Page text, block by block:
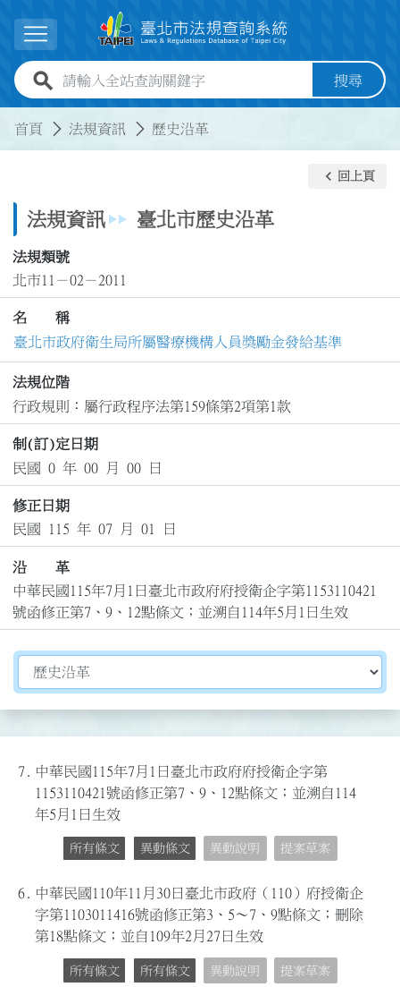
展開選單
全站查詢關鍵字欄位 搜尋
首頁 法規資訊 歷史沿革
法規資訊 臺北市歷史沿革
keyboard_arrow_left 回上頁
法規類號
北市11－02－2011
名 稱
臺北市政府衛生局所屬醫療機構人員獎勵金發給基準
法規位階
行政規則：屬行政程序法第159條第2項第1款
制(訂)定日期
民國 0 年 00 月 00 日
修正日期
民國 115 年 07 月 01 日
沿 革
中華民國115年7月1日臺北市政府府授衛企字第1153110421
號函修正第7、9、12點條文；並溯自114年5月1日生效
切換選擇法規資訊內容
7.
中華民國115年7月1日臺北市政府府授衛企字第
1153110421號函修正第7、9、12點條文；並溯自114
年5月1日生效
所有條文 異動條文 異動說明 提案草案
6. 中華民國110年11月30日臺北市政府（110）府授衛企
字第1103011416號函修正第3、5～7、9點條文；刪除
第18點條文；並自109年2月27日生效
所有條文 所有條文 異動說明 提案草案